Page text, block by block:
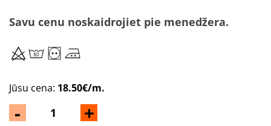
Savu cenu noskaidrojiet pie menedžera.
- +
Jūsu cena: 18.50€/m.